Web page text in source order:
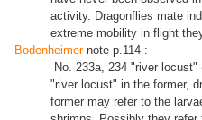
activity. Dragonflies mate
extreme mobility in flight
Bodenheimernote p.114 :
No. 233a, 234 "river
"river locust" in the former,
former may refer to the